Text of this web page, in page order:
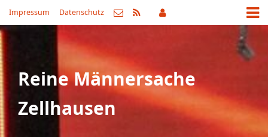
Impressum Datenschutz
Reine Männersache
Zellhausen